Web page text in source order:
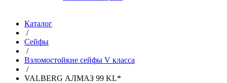
Каталог
/
Сейфы
/
Взломостойкие сейфы V класса
/
VALBERG АЛМАЗ 99 KL*